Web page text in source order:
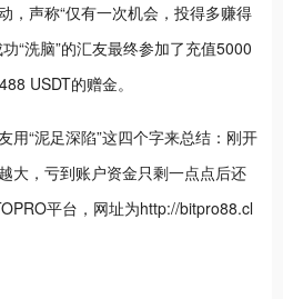
，声称“仅有一次机会，投得多赚得
“洗脑”的汇友最终参加了充值5000
USDT的赠金。
“泥足深陷”这四个字来总结：刚开
大，亏到账户资金只剩一点点后还
平台，网址为http://bitpro88.cl